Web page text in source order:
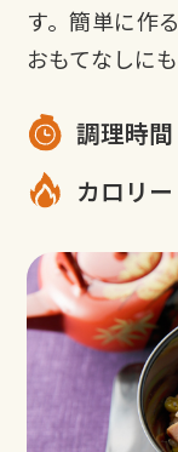
す。簡単に作
おもてなしにも
調理時間
カロリー